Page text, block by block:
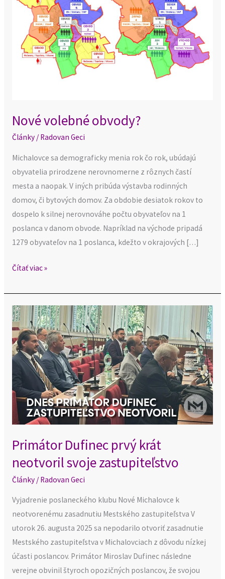
Nové volebné obvody?
Články/ Radovan Geci
Michalovce sa demograficky menia rok čo rok, ubúdajú
obyvatelia prirodzene nerovnomerne z rôznych častí
mesta a naopak. V iných pribúda výstavba rodinných
domov, či bytových domov. Za obdobie desiatok rokov to
dospelo k silnej nerovnováhe počtu obyvateľov na 1
poslanca v danom obvode. Napríklad na východe pripadá
1279 obyvateľov na 1 poslanca, kdežto v okrajových […]
Čítať viac »
Primátor Dufinec prvý krát
neotvoril svoje zastupiteľstvo
Články/ Radovan Geci
Vyjadrenie poslaneckého klubu Nové Michalovce k
neotvorenému zasadnutiu Mestského zastupiteľstva V
utorok 26. augusta 2025 sa nepodarilo otvoriť zasadnutie
Mestského zastupiteľstva v Michalovciach z dôvodu nízkej
účasti poslancov. Primátor Miroslav Dufinec následne
verejne obvinil štyroch opozičných poslancov, že svojou
Primátor
Dufinec
prvý
krát
neotvoril
svoje
zastupiteľstvo